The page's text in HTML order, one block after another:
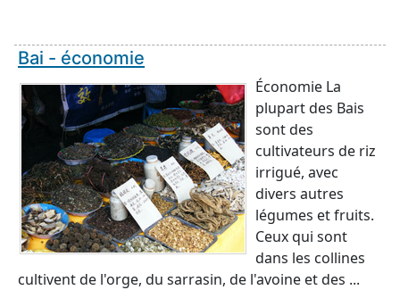
Bai - économie
Économie La
plupart des Bais
sont des
cultivateurs de riz
irrigué, avec
divers autres
légumes et fruits.
Ceux qui sont
dans les collines
cultivent de l'orge, du sarrasin, de l'avoine et des ...